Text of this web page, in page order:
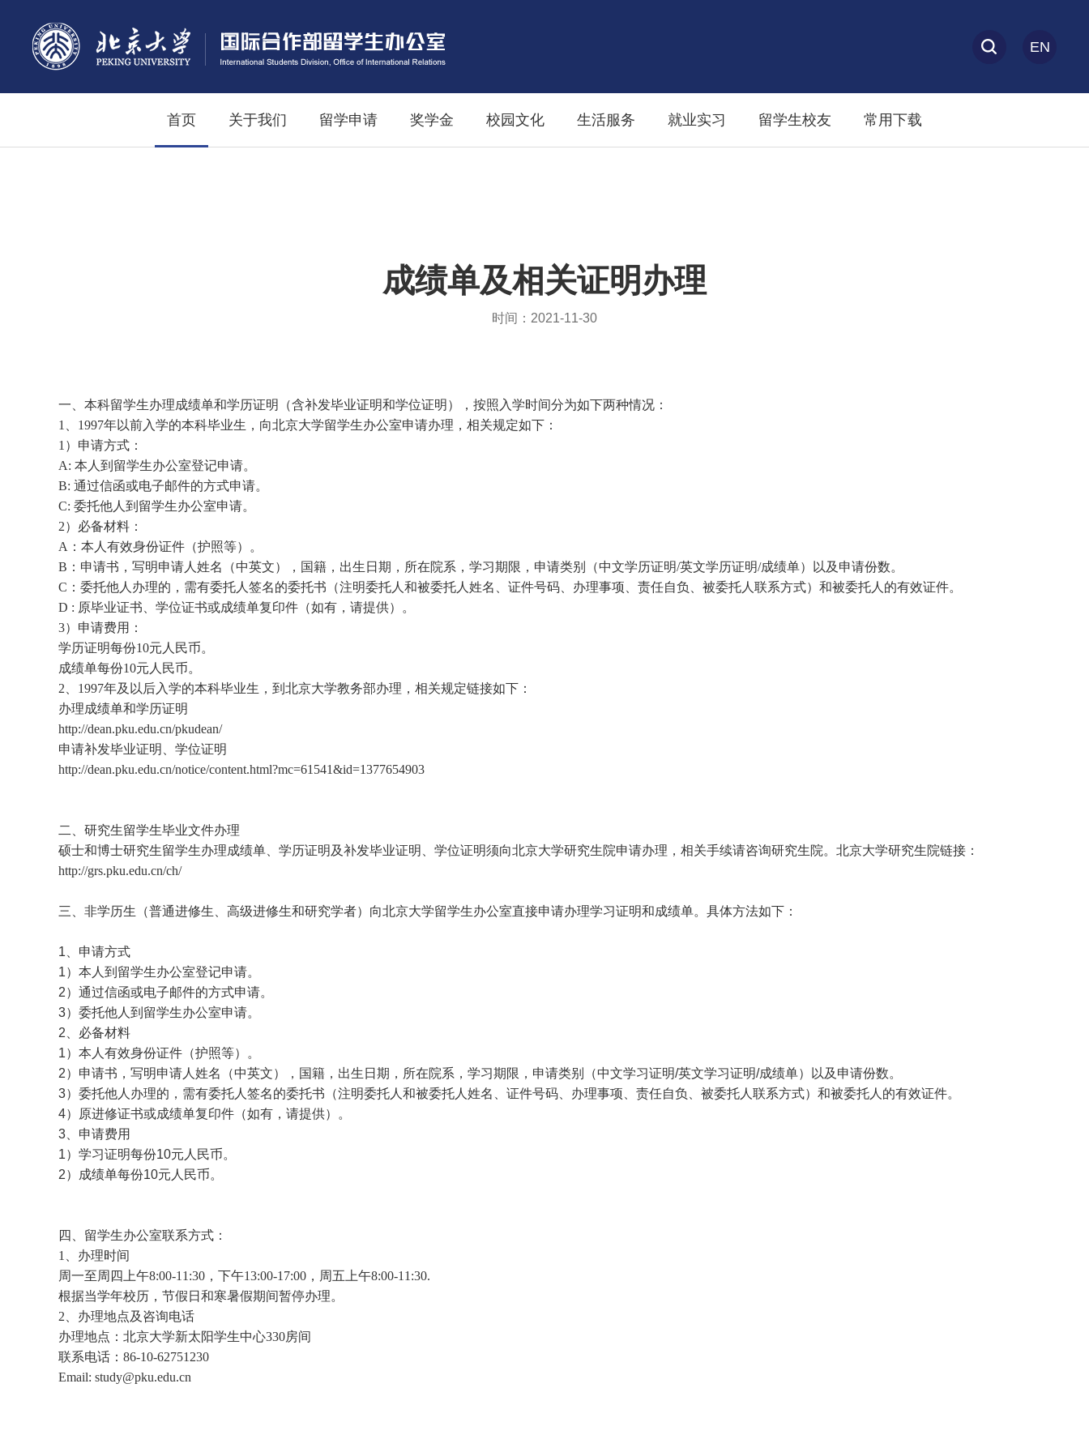
EN
首页 关于我们 留学申请 奖学金 校园文化 生活服务 就业实习 留学生校友 常用下载
成绩单及相关证明办理
时间：2021-11-30
一、本科留学生办理成绩单和学历证明（含补发毕业证明和学位证明），按照入学时间分为如下两种情况：
1
1997年以前入学的本科毕业生，向北京大学留学生办公室申请办理，相关规定如下：
1 ）申请方式：
A: 本人到留学生办公室登记申请。
B: 通过信函或电子邮件的方式申请。
C: 委托他人到留学生办公室申请。
2）必备材料：
A ：本人有效身份证件（护照等）。
B ：申请书，写明申请人姓名（中英文），国籍，出生日期，所在院系，学习期限，申请类别（中文学历证明/英文学历证明/成绩单）以及申请份数。
C ：委托他人办理的，需有委托人签名的委托书（注明委托人和被委托人姓名、证件号码、办理事项、责任自负、被委托人联系方式）和被委托人的有效证件。
D : 原毕业证书、学位证书或成绩单复印件（如有，请提供）。
3）申请费用：
学历证明每份10元人民币。
成绩单每份10元人民币。
2
1997年及以后入学的本科毕业生，到北京大学教务部办理，相关规定链接如下：
办理成绩单和学历证明
http://dean.pku.edu.cn/pkudean/
申请补发毕业证明、学位证明
http://dean.pku.edu.cn/notice/content.html?mc=61541&id=1377654903
二、研究生留学生毕业文件办理
硕士和博士研究生留学生办理成绩单、学历证明及补发毕业证明、学位证明须向北京大学研究生院申请办理，相关手续请咨询研究生院。北京大学研究生院链接：
http://grs.pku.edu.cn/ch/
三、非学历生（普通进修生、高级进修生和研究学者）向北京大学留学生办公室直接申请办理学习证明和成绩单。具体方法如下：
1 、申请方式
1）本人到留学生办公室登记申请。
2）通过信函或电子邮件的方式申请。
3）委托他人到留学生办公室申请。
2 、必备材料
1）本人有效身份证件（护照等）。
2）申请书，写明申请人姓名（中英文），国籍，出生日期，所在院系，学习期限，申请类别（中文学习证明/英文学习证明/成绩单）以及申请份数。
3）委托他人办理的，需有委托人签名的委托书（注明委托人和被委托人姓名、证件号码、办理事项、责任自负、被委托人联系方式）和被委托人的有效证件。
4）原进修证书或成绩单复印件（如有，请提供）。
3 、申请费用
1）学习证明每份10元人民币。
2）成绩单每份10元人民币。
四、留学生办公室联系方式：
1
、办理时间
周一至周四上午8:00-11:30 ，下午13:00-17:00 ，周五上午8:00-11:30.
根据当学年校历，节假日和寒暑假期间暂停办理。
2 、办理地点及咨询电话
办理地点：北京大学新太阳学生中心330房间
联系电话： 86-10-62751230
Email: study@pku.edu.cn